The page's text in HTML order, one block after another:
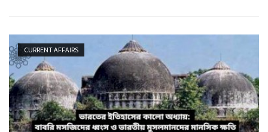
CURRENT AFFAIRS